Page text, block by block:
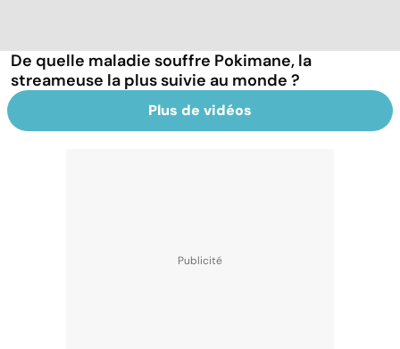
De quelle maladie souffre Pokimane, la
streameuse la plus suivie au monde ?
Plus de vidéos